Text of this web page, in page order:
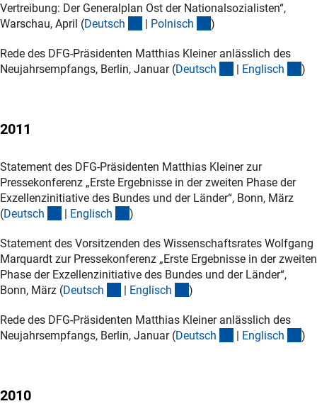
Vertreibung: Der Generalplan Ost der Nationalsozialisten“,
Warschau, April (Deutsch (Download)
| Polnisch (Download)
)
Rede des DFG-Präsidenten Matthias Kleiner anlässlich des
Neujahrsempfangs, Berlin, Januar (Deutsch (Download)
| Englisch )
2011
Statement des DFG-Präsidenten Matthias Kleiner zur
Pressekonferenz „Erste Ergebnisse in der zweiten Phase der
Exzellenzinitiative des Bundes und der Länder“, Bonn, März
(Deutsch (Download)
| Englisch (Download)
)
Statement des Vorsitzenden des Wissenschaftsrates Wolfgang
Marquardt zur Pressekonferenz „Erste Ergebnisse in der zweiten
Phase der Exzellenzinitiative des Bundes und der Länder“,
Bonn, März (Deutsch (Download)
| Englisch (Download)
)
Rede des DFG-Präsidenten Matthias Kleiner anlässlich des
Neujahrsempfangs, Berlin, Januar (Deutsch (Download)
| Englisch )
2010